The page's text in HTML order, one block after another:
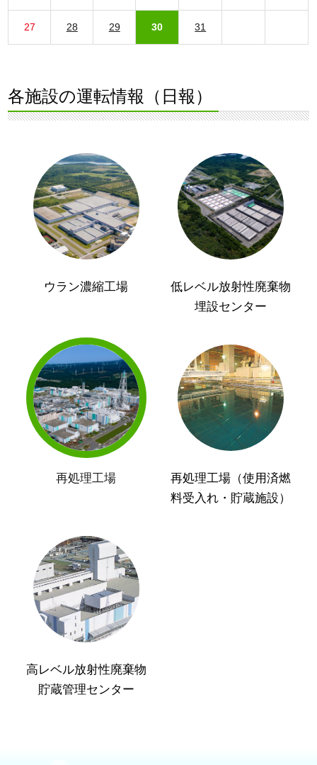
27 28 29 30 31
各施設の運転情報（日報）
ウラン濃縮工場
低レベル放射性廃棄物
埋設センター
再処理工場
再処理工場（使用済燃
料受入れ・貯蔵施設）
高レベル放射性廃棄物
貯蔵管理センター